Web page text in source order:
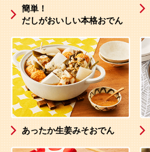
簡単！
だしがおいしい本格おでん
あったか生姜みそおでん